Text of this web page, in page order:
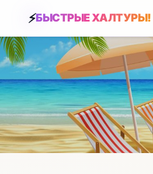
БЫСТРЫЕ ХАЛТУРЫ!